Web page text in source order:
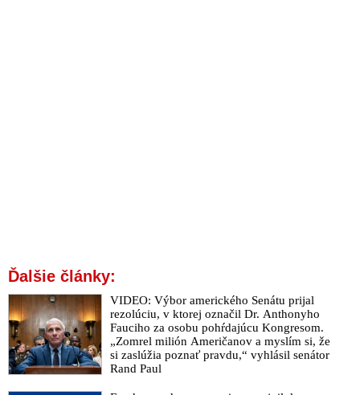
Ďalšie články:
VIDEO: Výbor amerického Senátu prijal
rezolúciu, v ktorej označil Dr. Anthonyho
Fauciho za osobu pohŕdajúcu Kongresom.
„Zomrel milión Američanov a myslím si, že
si zaslúžia poznať pravdu,“ vyhlásil senátor
Rand Paul